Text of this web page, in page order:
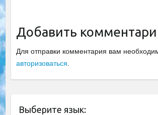
Добавить
Для отправки комментария вам
авторизоваться
Выберите язык: